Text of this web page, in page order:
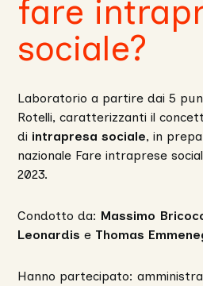
fare
sociale?
Laboratorio a partire dai 5
Rotelli, caratterizzanti il
di intrapresa sociale, in
nazionale Fare intraprese
2023.
Condotto da: Massimo
Leonardis e Thomas
Hanno partecipato: